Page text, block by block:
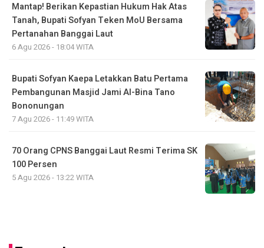
Mantap! Berikan Kepastian Hukum Hak Atas
Tanah, Bupati Sofyan Teken MoU Bersama
Pertanahan Banggai Laut
6 Agu 2026 - 18:04 WITA
Bupati Sofyan Kaepa Letakkan Batu Pertama
Pembangunan Masjid Jami Al-Bina Tano
Bononungan
7 Agu 2026 - 11:49 WITA
70 Orang CPNS Banggai Laut Resmi Terima SK
100 Persen
5 Agu 2026 - 13:22 WITA